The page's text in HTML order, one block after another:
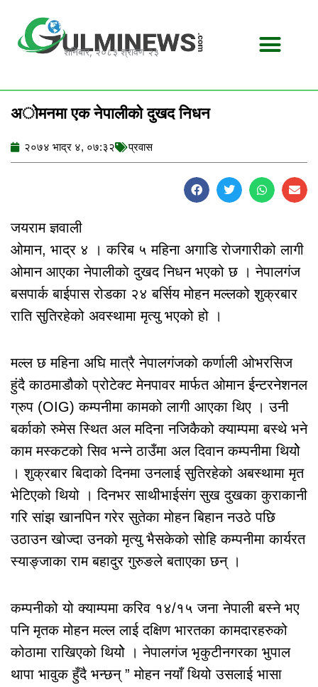
content
शनिबार, २०८३ श्रावण २३
अाेमनमा एक नेपालीको दुखद निधन
२०७४ भाद्र ४, ०७:३२ प्रवास
जयराम ज्ञवाली
ओमान, भाद्र ४ । करिब ५ महिना अगाडि रोजगारीको लागी
ओमान आएका नेपालीकाे दुखद निधन भएको छ । नेपालगंज
बसपार्क बाईपास रोडका २४ बर्सिय मोहन मल्लको शुक्रबार
राति सुतिरहेको अवस्थामा मृत्यु भएको हो ।
मल्ल छ महिना अघि मात्रै नेपालगंजको कर्णाली ओभरसिज
हुंदै काठमाडौको प्रोटेक्ट मेनपावर मार्फत ओमान ईन्टरनेशनल
ग्रुप (OIG) कम्पनीमा कामको लागी आएका थिए । उनी
बर्काको रुमेस स्थित अल मदिना नजिकैको क्याम्पमा बस्थे भने
काम मस्कटको सिव भन्ने ठाउँमा अल दिवान कम्पनीमा थियोे
। शुक्रबार बिदाको दिनमा उनलाई सुतिरहेको अबस्थामा मृत
भेटिएको थियो । दिनभर साथीभाईसंग सुख दुखका कुराकानी
गरि सांझ खानपिन गरेर सुतेका मोहन बिहान नउठे पछि
उठाउन खोज्दा उनको मृत्यु भैसकेको सोहि कम्पनीमा कार्यरत
स्याङ्जाका राम बहादुर गुरुङले बताएका छन् ।
कम्पनीको यो क्याम्पमा करिव १४/१५ जना नेपाली बस्ने भए
पनि मृतक मोहन मल्ल लाई दक्षिण भारतका कामदारहरुको
कोठामा राखिएको थियोे । नेपालगंज भृकुटीनगरका भुपाल
थापा भावुक हुँदै भन्छन् ” मोहन नयाँ थियो उसलाई भासा